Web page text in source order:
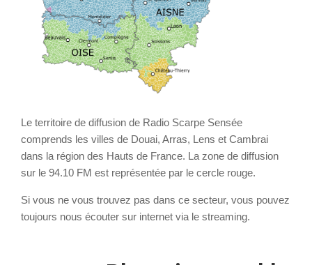
Le territoire de diffusion de Radio Scarpe Sensée
comprends les villes de Douai, Arras, Lens et Cambrai
dans la région des Hauts de France. La zone de diffusion
sur le 94.10 FM est représentée par le cercle rouge.
Si vous ne vous trouvez pas dans ce secteur, vous pouvez
toujours nous écouter sur internet via le streaming.